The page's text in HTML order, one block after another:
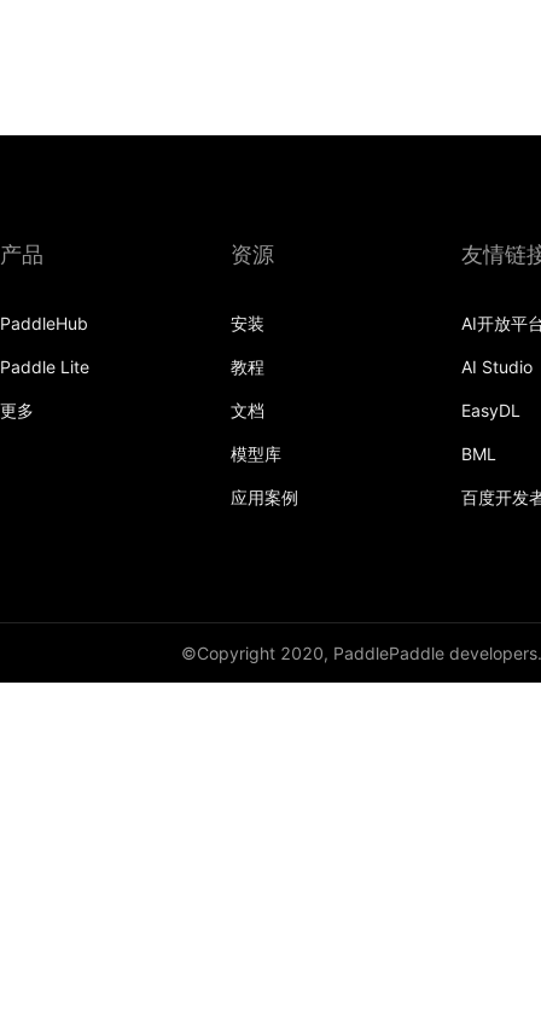
产品
PaddleHub
Paddle Lite
更多
资源
安装
教程
文档
模型库
应用案例
友情链
AI开放平
AI Studio
EasyDL
BML
百度开发
©Copyright 2020, PaddlePaddle developers.